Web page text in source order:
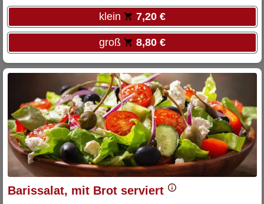
klein 7,20 €
groß 8,80 €
Barissalat, mit Brot serviert